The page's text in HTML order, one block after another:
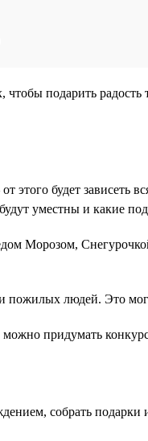
подарить
этого будет зависеть
уместны и какие
Морозом,
пожилых людей. Это
придумать
собрать подарки